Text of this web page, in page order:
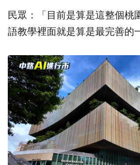
民眾：「目前是算是這整個桃
語教學裡面就是算是最完善的